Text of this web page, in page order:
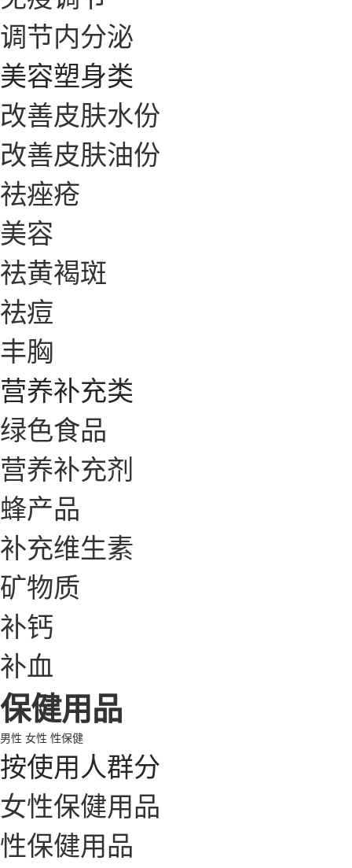
调节内分泌
美容塑身类
改善皮肤水份
改善皮肤油份
祛痤疮
美容
祛黄褐斑
祛痘
丰胸
营养补充类
绿色食品
营养补充剂
蜂产品
补充维生素
矿物质
补钙
补血
保健用品
男性 女性 性保健
按使用人群分
女性保健用品
性保健用品